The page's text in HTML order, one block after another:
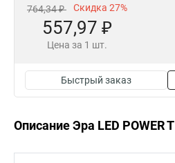
764,34 ₽ Скидка 27%
557,97 ₽
Цена за 1 шт.
Быстрый заказ
Описание Эра LED POWER